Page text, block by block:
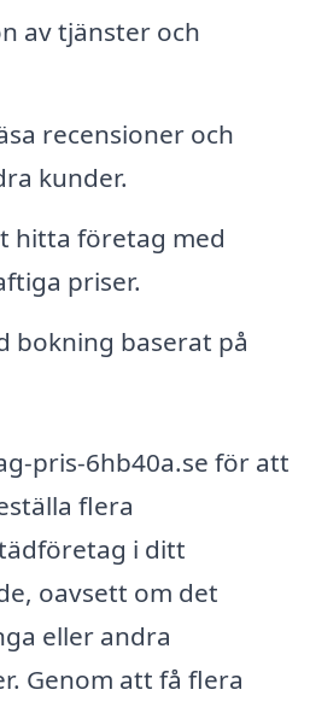
av tjänster och
recensioner och
kunder.
hitta företag med
priser.
bokning baserat på
pris-6hb40a.se för att
flera
i ditt
oavsett om det
eller andra
Genom att få flera